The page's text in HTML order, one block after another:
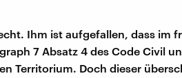
Ihm ist aufgefallen, dass im
7 Absatz 4 des Code Civil
Territorium. Doch dieser